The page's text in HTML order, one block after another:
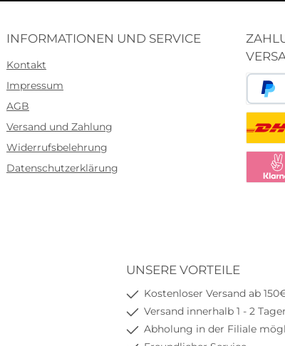
INFORMATIONEN UND SERVICE
Kontakt
Impressum
AGB
Versand und Zahlung
Widerrufsbelehrung
Datenschutzerklärung
PayPal
DHL
UNSERE VORTEILE
Kostenloser Versand ab
Versand innerhalb 1 - 2
Abholung in der Filiale